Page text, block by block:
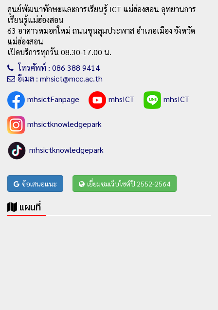
ศูนย์พัฒนาทักษะและการเรียนรู้ ICT แม่ฮ่องสอน อุทยานการ
เรียนรู้แม่ฮ่องสอน
63 อาคารหมอกใหม่ ถนนขุนลุมประพาส อำเภอเมือง จังหวัด
แม่ฮ่องสอน
เปิดบริการทุกวัน 08.30-17.00 น.
โทรศัพท์ : 086 388 9414
อีเมล : mhsict@mcc.ac.th
mhsictFanpage
mhsICT mhsICT
mhsictknowledgepark
mhsictknowledgepark
ข้อเสนอแนะ เยี่ยมชมเว็บไซต์ปี 2552-2564
แผนที่